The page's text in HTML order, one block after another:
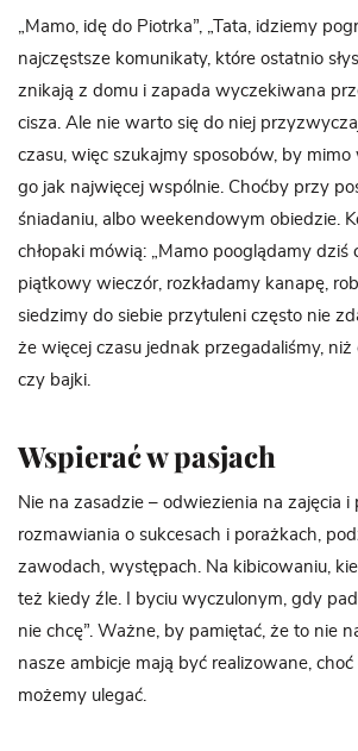
„Mamo, idę do Piotrka”, „Tata, idziemy
najczęstsze komunikaty, które ostatnio
znikają z domu i zapada wyczekiwana
cisza. Ale nie warto się do niej
czasu, więc szukajmy sposobów, by
go jak najwięcej wspólnie. Choćby przy
śniadaniu, albo weekendowym obiedzie.
chłopaki mówią: „Mamo pooglądamy dziś
piątkowy wieczór, rozkładamy kanapę,
siedzimy do siebie przytuleni często nie
że więcej czasu jednak przegadaliśmy,
czy bajki.
Wspierać w pasjach
Nie na zasadzie – odwiezienia na zajęcia i
rozmawiania o sukcesach i porażkach,
zawodach, występach. Na kibicowaniu,
też kiedy źle. I byciu wyczulonym, gdy
nie chcę”. Ważne, by pamiętać, że to nie
nasze ambicje mają być realizowane,
możemy ulegać.